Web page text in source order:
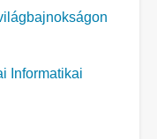
Informatikai